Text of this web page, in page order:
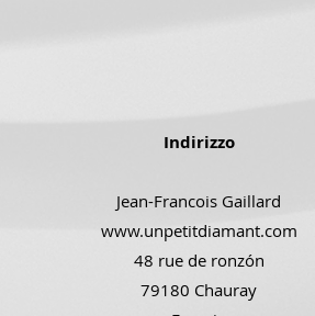
Indirizzo
Jean-Francois Gaillard
www.unpetitdiamant.com
48 rue de ronzón
79180 Chauray